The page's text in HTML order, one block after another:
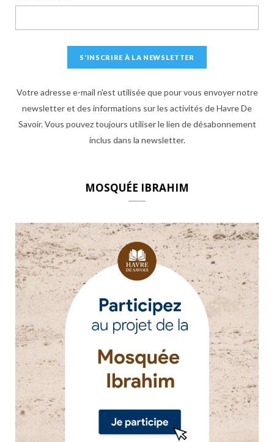
Votre adresse e-mail n'est utilisée que pour vous envoyer notre
newsletter et des informations sur les activités de Havre De
Savoir. Vous pouvez toujours utiliser le lien de désabonnement
inclus dans la newsletter.
MOSQUÉE IBRAHIM